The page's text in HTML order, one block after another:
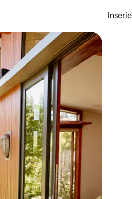
Ergebnisse durch Berühren oder